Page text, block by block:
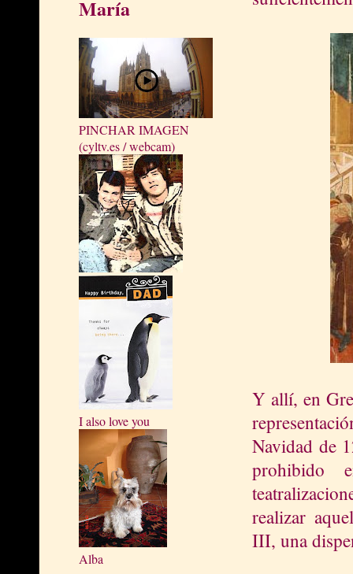
María
PINCHAR IMAGEN
(cyltv.es / webcam)
I also love you
Alba
Y allí, en
Navidad de
prohibido
realizar
III, una